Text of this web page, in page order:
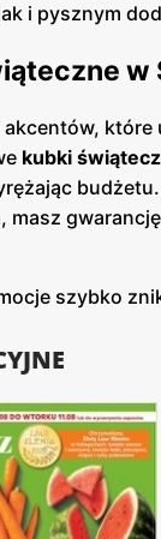
i pysznym
w
kubki
masz
szybko